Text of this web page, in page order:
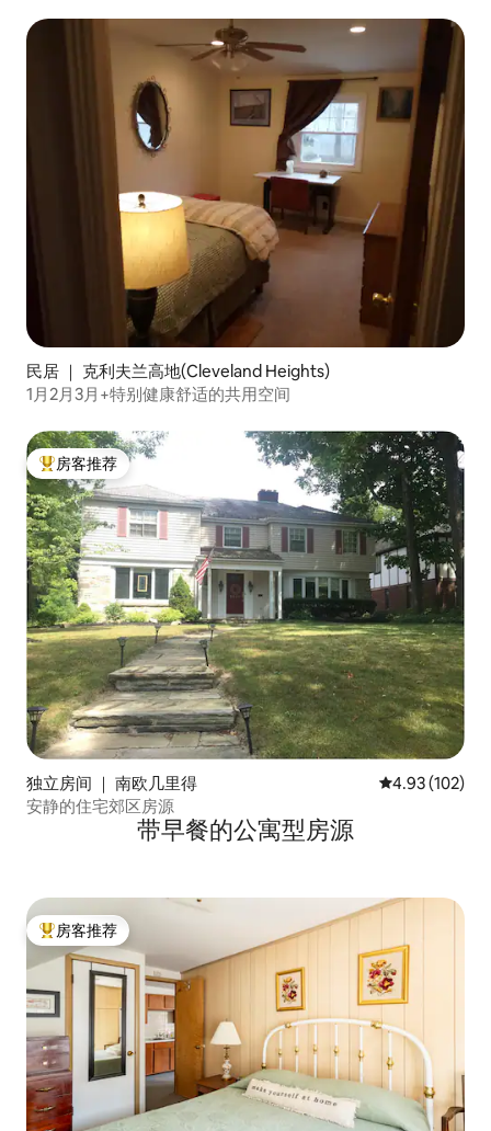
民居 ｜ 克利夫兰高地(Cleveland Heights)
1月2月3月+特别健康舒适的共用空间
热门「房客推荐」
房客推荐
独立房间 ｜ 南欧几里得 平均评分 4.93
4.93 (102)
安静的住宅郊区房源
带早餐的公寓型房源
热门「房客推荐」
房客推荐